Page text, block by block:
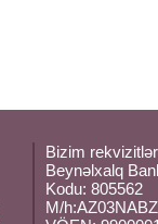
Bizim
Beynəlxalq
Kodu: 805562
M/